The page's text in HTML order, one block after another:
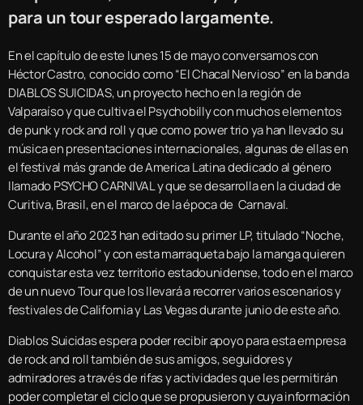
para un tour esperado largamente.
En el capítulo de este lunes 15 de mayo conversamos con
Héctor Castro, conocido como “El Chacal Nervioso” en la banda
DIABLOS SUICIDAS, un proyecto hecho en la región de
Valparaíso y que cultiva el Psychobilly con muchos elementos
de punk y rock and roll y que como power trio ya han llevado su
música en presentaciones internacionales, algunas de ellas en
el festival más grande de America Latina dedicado al género
llamado PSYCHO CARNIVAL y que se desarrolla en la ciudad de
Curitiva, Brasil, en el marco de la época de Carnaval.
Durante el año 2023 han editado su primer LP, titulado “Noche,
Locura y Alcohol” y con esta marraqueta bajo la manga quieren
conquistar esta vez territorio estadounidense, todo en el marco
de un nuevo Tour que los llevará a recorrer varios escenarios y
festivales de California y Las Vegas durante junio de este año.
Diablos Suicidas espera poder recibir apoyo para esta empresa
de rock and roll también de sus amigos, seguidores y
admiradores a través de rifas y actividades que les permitirán
poder completar el ciclo que se propusieron y cuya información